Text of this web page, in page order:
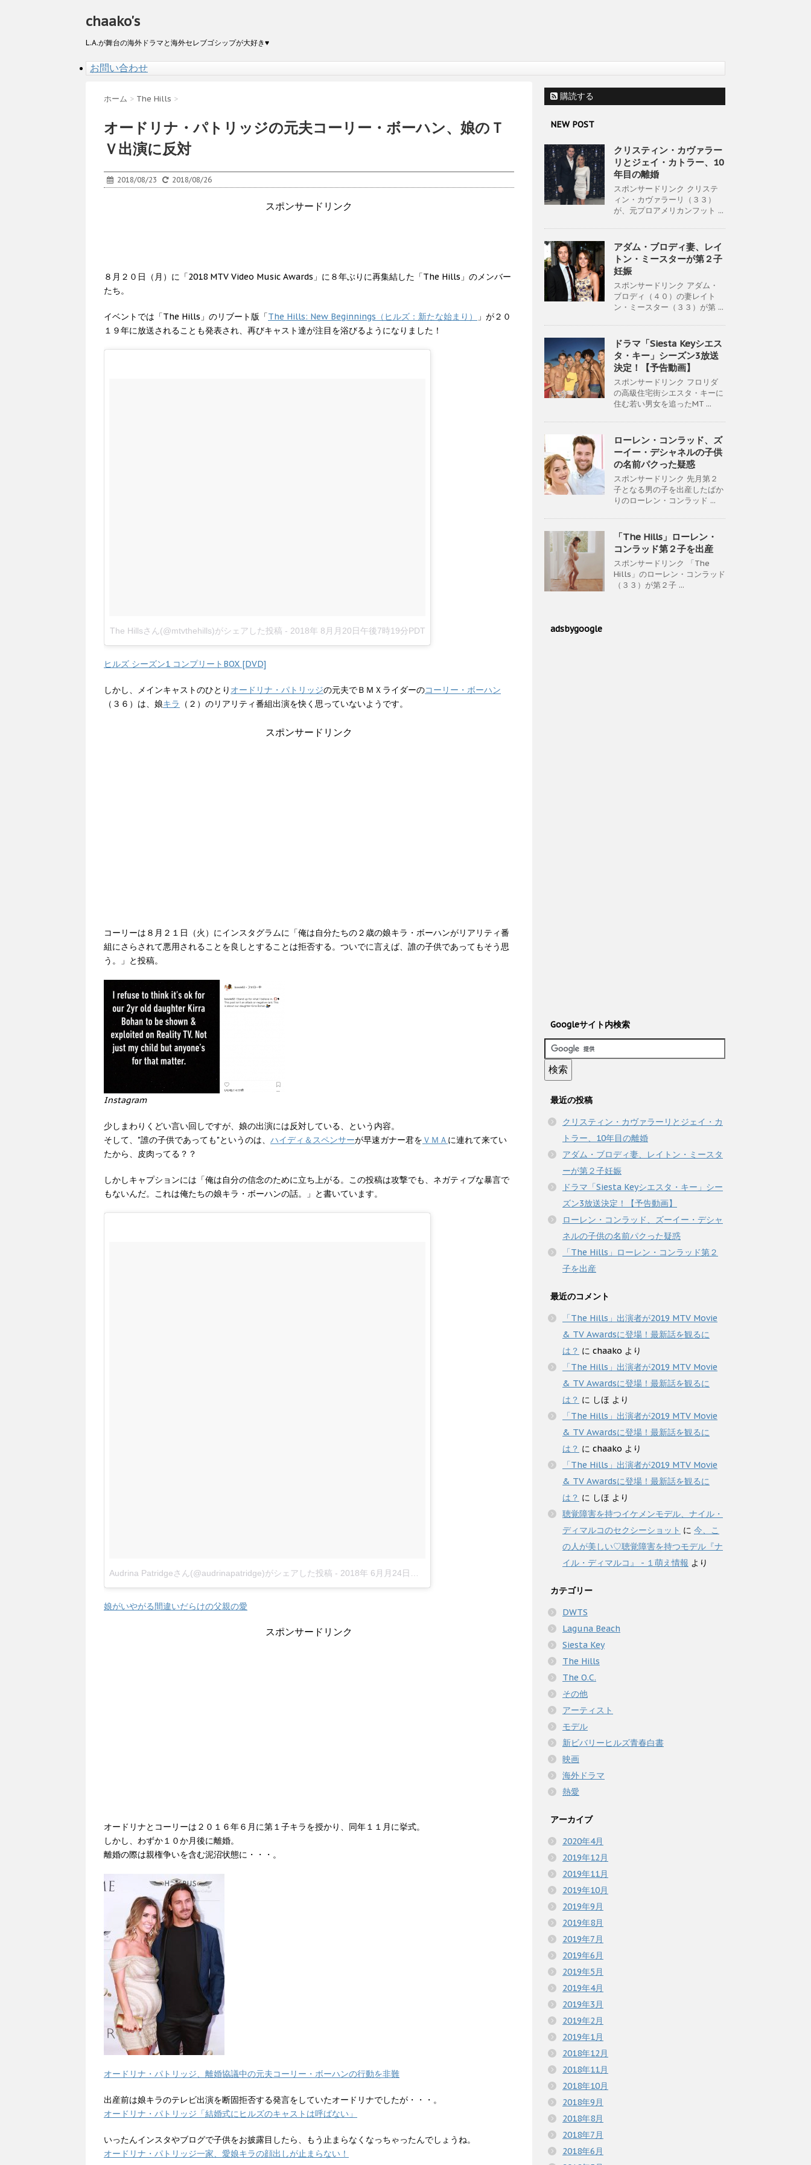
chaako's
L.A.が舞台の海外ドラマと海外セレブゴシップが大好き♥
お問い合わせ
ホーム > The Hills >
オードリナ・パトリッジの元夫コーリー・ボーハン、娘のＴ
Ｖ出演に反対
2018/08/23 2018/08/26
スポンサードリンク
８月２０日（月）に「2018 MTV Video Music Awards」に８年ぶりに再集結した「The Hills」のメンバー
たち。
イベントでは「The Hills」のリブート版「The Hills: New Beginnings（ヒルズ：新たな始まり）
」が２０
１９年に放送されることも発表され、再びキャスト達が注目を浴びるようになりました！
The Hillsさん(@mtvthehills)がシェアした投稿 - 2018年 8月月20日午後7時19分PDT
ヒルズ シーズン1 コンプリートBOX [DVD]
しかし、メインキャストのひとり オードリナ・パトリッジの元夫でＢＭＸライダーのコーリー・ボーハン
（３６）は、娘キラ （２）のリアリティ番組出演を快く思っていないようです。
スポンサードリンク
コーリーは８月２１日（火）にインスタグラムに「俺は自分たちの２歳の娘キラ・ボーハンがリアリティ番
組にさらされて悪用されることを良しとすることは拒否する。ついでに言えば、誰の子供であってもそう思
う。」と投稿。
Instagram
少しまわりくどい言い回しですが、娘の出演には反対している、という内容。
そして、"誰の子供であっても"というのは、 ハイディ＆スペンサーが早速ガナー君を ＶＭＡ に連れて来てい
たから、皮肉ってる？？
しかしキャプションには「俺は自分の信念のために立ち上がる。この投稿は攻撃でも、ネガティブな暴言で
もないんだ。これは俺たちの娘キラ・ボーハンの話。」と書いています。
Audrina Patridgeさん(@audrinapatridge)がシェアした投稿 - 2018年 6月月24日午後12時40分PDT
娘がいやがる間違いだらけの父親の愛
スポンサードリンク
オードリナとコーリーは２０１６年６月に第１子キラを授かり、同年１１月に挙式。
しかし、わずか１０か月後に離婚。
離婚の際は親権争いを含む泥沼状態に・・・。
オードリナ・パトリッジ、離婚協議中の元夫コーリー・ボーハンの行動を非難
出産前は娘キラのテレビ出演を断固拒否する発言をしていたオードリナでしたが・・・。
オードリナ・パトリッジ「結婚式にヒルズのキャストは呼ばない」
いったんインスタやブログで子供をお披露目したら、もう止まらなくなっちゃったんでしょうね。
オードリナ・パトリッジ一家、愛娘キラの顔出しが止まらない！
購読する
NEW POST
クリスティン・カヴァラー
リとジェイ・カトラー、10
年目の離婚
スポンサードリンク クリステ
ィン・カヴァラーリ（３３）
が、元プロアメリカンフット ...
アダム・ブロディ妻、レイ
トン・ミースターが第２子
妊娠
スポンサードリンク アダム・
ブロディ（４０）の妻レイト
ン・ミースター（３３）が第 ...
ドラマ「Siesta Keyシエス
タ・キー」シーズン3放送
決定！【予告動画】
スポンサードリンク フロリダ
の高級住宅街シエスタ・キーに
住む若い男女を追ったMT ...
ローレン・コンラッド、ズ
ーイー・デシャネルの子供
の名前パクった疑惑
スポンサードリンク 先月第２
子となる男の子を出産したばか
りのローレン・コンラッド ...
「The Hills」ローレン・
コンラッド第２子を出産
スポンサードリンク 「The
Hills」のローレン・コンラッド
（３３）が第２子 ...
adsbygoogle
Googleサイト内検索
最近の投稿
クリスティン・カヴァラーリとジェイ・カ
トラー、10年目の離婚
アダム・ブロディ妻、レイトン・ミースタ
ーが第２子妊娠
ドラマ「Siesta Keyシエスタ・キー」シー
ズン3放送決定！【予告動画】
ローレン・コンラッド、ズーイー・デシャ
ネルの子供の名前パクった疑惑
「The Hills」ローレン・コンラッド第２
子を出産
最近のコメント
「The Hills」出演者が2019 MTV Movie
& TV Awardsに登場！最新話を観るに
は？ に chaako より
「The Hills」出演者が2019 MTV Movie
& TV Awardsに登場！最新話を観るに
は？ に しほ より
「The Hills」出演者が2019 MTV Movie
& TV Awardsに登場！最新話を観るに
は？ に chaako より
「The Hills」出演者が2019 MTV Movie
& TV Awardsに登場！最新話を観るに
は？ に しほ より
聴覚障害を持つイケメンモデル、ナイル・
ディマルコのセクシーショット に 今、こ
の人が美しい♡聴覚障害を持つモデル『ナ
イル・ディマルコ』 - １萌え情報 より
カテゴリー
DWTS
Laguna Beach
Siesta Key
The Hills
The O.C.
その他
アーティスト
モデル
新ビバリーヒルズ青春白書
映画
海外ドラマ
熱愛
アーカイブ
2020年4月
2019年12月
2019年11月
2019年10月
2019年9月
2019年8月
2019年7月
2019年6月
2019年5月
2019年4月
2019年3月
2019年2月
2019年1月
2018年12月
2018年11月
2018年10月
2018年9月
2018年8月
2018年7月
2018年6月